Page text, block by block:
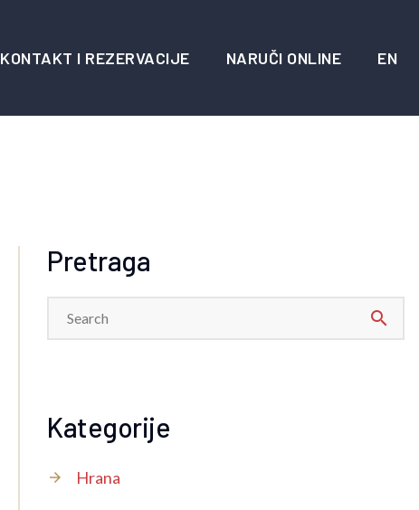
KONTAKT I REZERVACIJE NARUČI ONLINE EN
Pretraga
search
Kategorije
Hrana